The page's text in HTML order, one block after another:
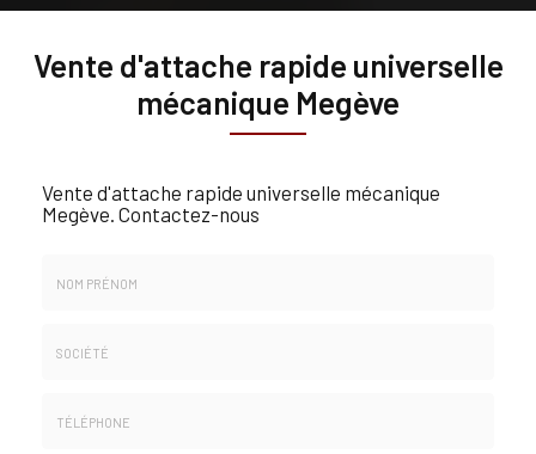
Vente d'attache rapide universelle
mécanique Megève
Vente d'attache rapide universelle mécanique
Megève. Contactez-nous